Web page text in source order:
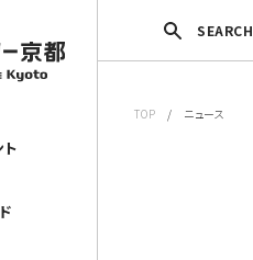
ト
SEARCH
TOP / ニュース